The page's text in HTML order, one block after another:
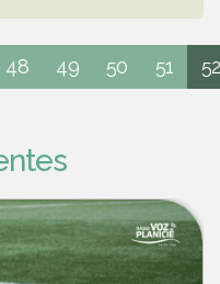
48 49 50 51 52